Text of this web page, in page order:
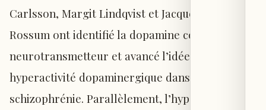
Carlsson, Margit Lindqvist et Jacques Van
Rossum ont identifié la dopamine comme
neurotransmetteur et avancé l’idée d’une
hyperactivité dopaminergique dans la
schizophrénie. Parallèlement, l’hypothèse des